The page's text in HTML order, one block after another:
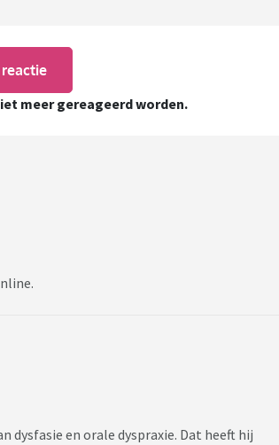
meer gereageerd worden.
dysfasie en orale dyspraxie. Dat heeft hij